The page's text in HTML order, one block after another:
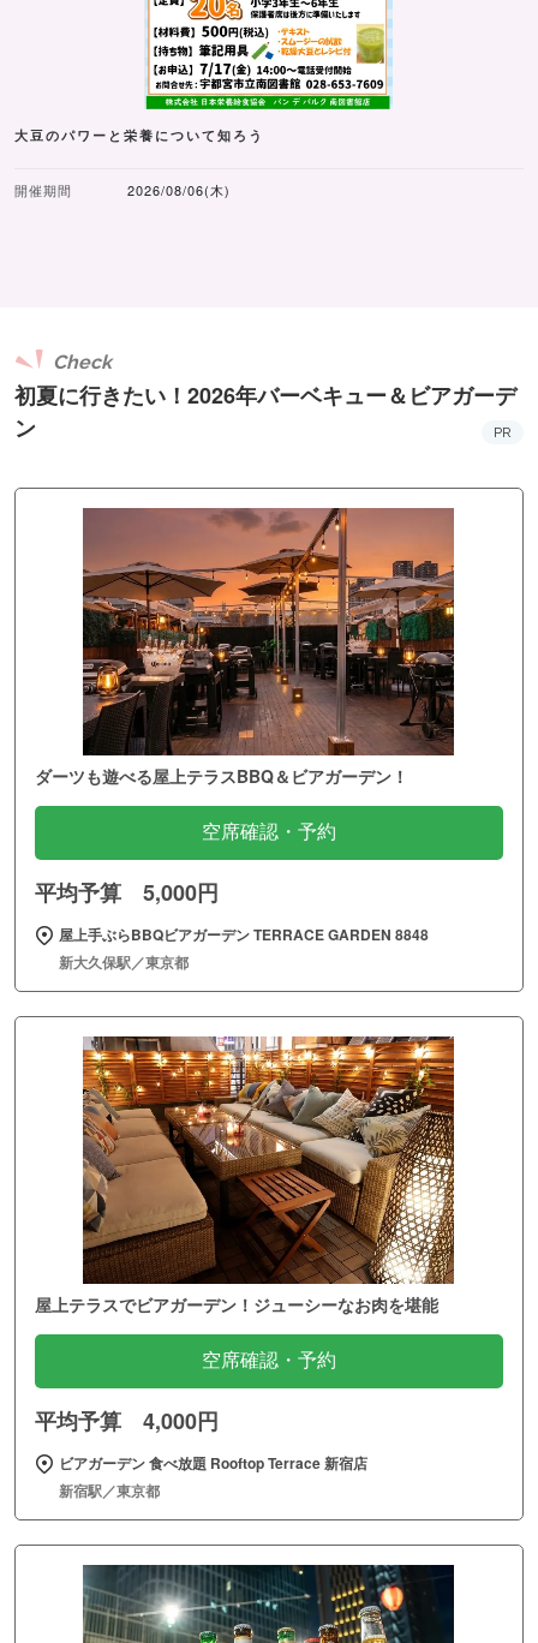
大豆のパワーと栄養について知ろう
開催期間 2026/08/06(木)
初夏に行きたい！2026年バーベキュー＆ビアガーデ
ン
Check
PR
ダーツも遊べる屋上テラスBBQ＆ビアガーデン！
空席確認・予約
平均予算 5,000円
屋上手ぶらBBQビアガーデン TERRACE GARDEN 8848
新大久保駅／東京都
屋上テラスでビアガーデン！ジューシーなお肉を堪能
空席確認・予約
平均予算 4,000円
ビアガーデン 食べ放題 Rooftop Terrace 新宿店
新宿駅／東京都